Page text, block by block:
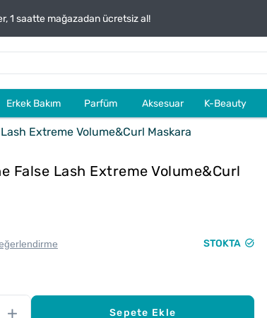
1 saatte mağazadan ücretsiz al!
Erkek Bakım Parfüm Aksesuar K-Beauty
Extreme Volume&Curl Maskara
False Lash Extreme Volume&Curl
STOKTA
+ Sepete Ekle